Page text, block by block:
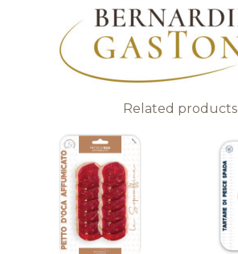
Related products